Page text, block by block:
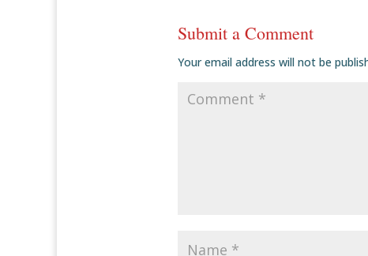
Submit a Comment
Your email address will not be